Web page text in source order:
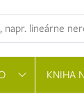
KNIHA